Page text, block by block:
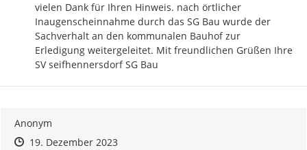
vielen Dank für Ihren Hinweis. nach örtlicher
Inaugenscheinnahme durch das SG Bau wurde der
Sachverhalt an den kommunalen Bauhof zur
Erledigung weitergeleitet. Mit freundlichen Grüßen Ihre
SV seifhennersdorf SG Bau
Anonym
Zeitpunkt des Erstellens
Zeitpunkt des Erstellens
19. Dezember 2023Zur Äußerung